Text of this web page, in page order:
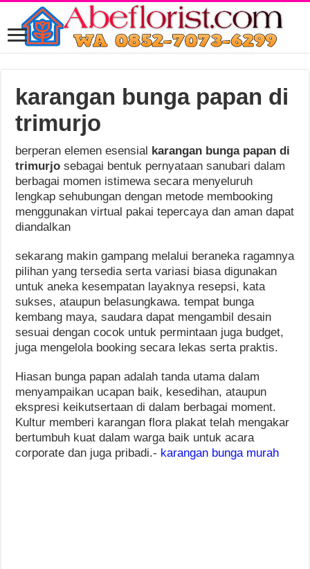
karangan bunga papan di
trimurjo
berperan elemen esensial karangan bunga papan di
trimurjosebagai bentuk pernyataan sanubari dalam
berbagai momen istimewa secara menyeluruh
lengkap sehubungan dengan metode membooking
menggunakan virtual pakai tepercaya dan aman dapat
diandalkan
sekarang makin gampang melalui beraneka ragamnya
pilihan yang tersedia serta variasi biasa digunakan
untuk aneka kesempatan layaknya resepsi, kata
sukses, ataupun belasungkawa. tempat bunga
kembang maya, saudara dapat mengambil desain
sesuai dengan cocok untuk permintaan juga budget,
juga mengelola booking secara lekas serta praktis.
Hiasan bunga papan adalah tanda utama dalam
menyampaikan ucapan baik, kesedihan, ataupun
ekspresi keikutsertaan di dalam berbagai moment.
Kultur memberi karangan flora plakat telah mengakar
bertumbuh kuat dalam warga baik untuk acara
corporate dan juga pribadi.- karangan bunga murah